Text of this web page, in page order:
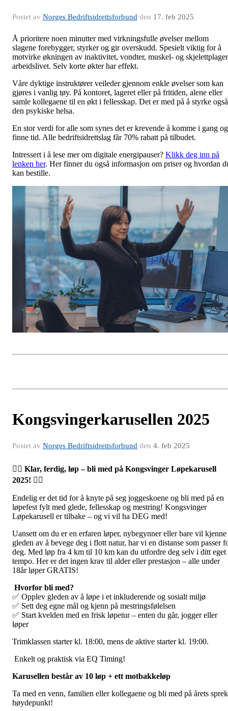
Postet av Norges Bedriftsidrettsforbund den 17. feb 2025
Å prioritere noen minutter med virkningsfulle øvelser mellom
slagene forebygger, styrker og gir overskudd. Spesielt viktig for å
motvirke økningen av inaktivitet, vondter, muskel- og
arbeidslivet. Selv korte økter har effekt.
Våre dyktige instruktører veileder gjennom enkle øvelser som kan
gjøres i vanlig tøy. På kontoret, lageret eller på fritiden, alene eller
samle kollegaene til en økt i fellesskap. Det er med på å styrke også
den psykiske helsa.
En stor verdi for alle som synes det er krevende å komme i gang og
finne tid. Alle bedriftsidrettslag får 70% rabatt på tilbudet.
Intressert i å lese mer om digitale energipauser? Klikk deg inn på
lenken her. Her finner du også informasjon om priser og hvordan
kan bestille.
Kongsvingerkarusellen 2025
Postet av Norges Bedriftsidrettsforbund den 4. feb 2025
🏃‍♂️ Klar, ferdig, løp – bli med på Kongsvinger Løpekarusell
2025! 🏃‍♀️
Endelig er det tid for å knyte på seg joggeskoene og bli med på en
løpefest fylt med glede, fellesskap og mestring! Kongsvinger
Løpekarusell er tilbake – og vi vil ha DEG med!
Uansett om du er en erfaren løper, nybegynner eller bare vil kjenne
gleden av å bevege deg i flott natur, har vi en distanse som passer
deg. Med løp fra 4 km til 10 km kan du utfordre deg selv i ditt eget
tempo. Her er det ingen krav til alder eller prestasjon – alle under
18år løper GRATIS!
Hvorfor bli med?
✅ Opplev gleden av å løpe i et inkluderende og sosialt miljø
✅ Sett deg egne mål og kjenn på mestringsfølelsen
✅ Start kvelden med en frisk løpetur – enten du går, jogger eller
løper
Trimklassen starter kl. 18:00, mens de aktive starter kl. 19:00.
Enkelt og praktisk via EQ Timing!
Karusellen består av 10 løp + ett motbakkeløp
Ta med en venn, familien eller kollegaene og bli med på årets
høydepunkt!